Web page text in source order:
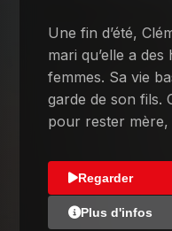
Une fin d’été,
mari qu’elle a
femmes. Sa vie
garde de son fils.
pour rester mère,
Regarder
Plus d'infos